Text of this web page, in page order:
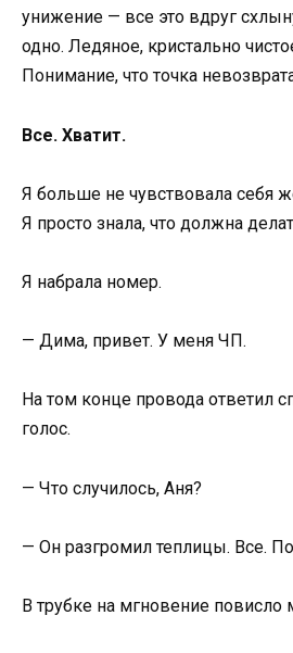
унижение — все это вдруг
одно. Ледяное, кристально
Понимание, что точка
Все. Хватит.
Я больше не чувствовала себя
Я просто знала, что должна
Я набрала номер.
— Дима, привет. У меня ЧП.
На том конце провода ответил
голос.
— Что случилось, Аня?
— Он разгромил теплицы. Все.
В трубке на мгновение повисло